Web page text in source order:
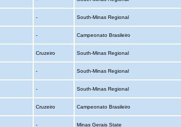
- South-Minas Regional
- Campeonato Brasileiro
Cruzeiro South-Minas Regional
- South-Minas Regional
- South-Minas Regional
Cruzeiro Campeonato Brasileiro
- Minas Gerais State